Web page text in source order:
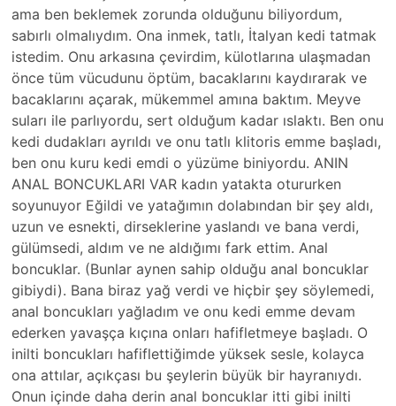
ama ben beklemek zorunda olduğunu biliyordum,
sabırlı olmalıydım. Ona inmek, tatlı, İtalyan kedi tatmak
istedim. Onu arkasına çevirdim, külotlarına ulaşmadan
önce tüm vücudunu öptüm, bacaklarını kaydırarak ve
bacaklarını açarak, mükemmel amına baktım. Meyve
suları ile parlıyordu, sert olduğum kadar ıslaktı. Ben onu
kedi dudakları ayrıldı ve onu tatlı klitoris emme başladı,
ben onu kuru kedi emdi o yüzüme biniyordu. ANIN
ANAL BONCUKLARI VAR kadın yatakta otururken
soyunuyor Eğildi ve yatağımın dolabından bir şey aldı,
uzun ve esnekti, dirseklerine yaslandı ve bana verdi,
gülümsedi, aldım ve ne aldığımı fark ettim. Anal
boncuklar. (Bunlar aynen sahip olduğu anal boncuklar
gibiydi). Bana biraz yağ verdi ve hiçbir şey söylemedi,
anal boncukları yağladım ve onu kedi emme devam
ederken yavaşça kıçına onları hafifletmeye başladı. O
inilti boncukları hafiflettiğimde yüksek sesle, kolayca
ona attılar, açıkçası bu şeylerin büyük bir hayranıydı.
Onun içinde daha derin anal boncuklar itti gibi inilti